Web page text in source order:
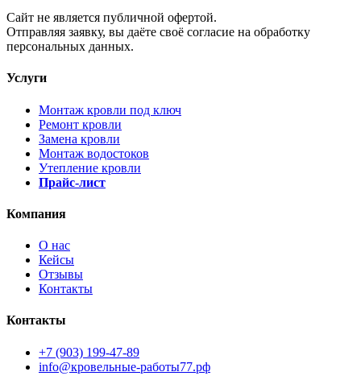
Cайт не является публичной офертой.
Отправляя заявку, вы даёте своё согласие на обработку
персональных данных.
Услуги
Монтаж кровли под ключ
Ремонт кровли
Замена кровли
Монтаж водостоков
Утепление кровли
Прайс-лист
Компания
О нас
Кейсы
Отзывы
Контакты
Контакты
+7 (903) 199-47-89
info@кровельные-работы77.рф